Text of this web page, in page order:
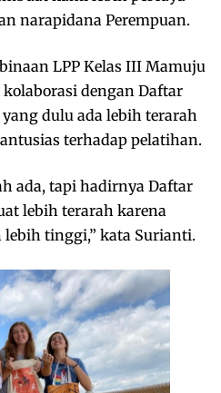
narapidana Perempuan.
LPP Kelas III Mamuju
dengan Daftar
dulu ada lebih terarah
terhadap pelatihan.
ada, tapi hadirnya Daftar
lebih terarah karena
tinggi,” kata Surianti.